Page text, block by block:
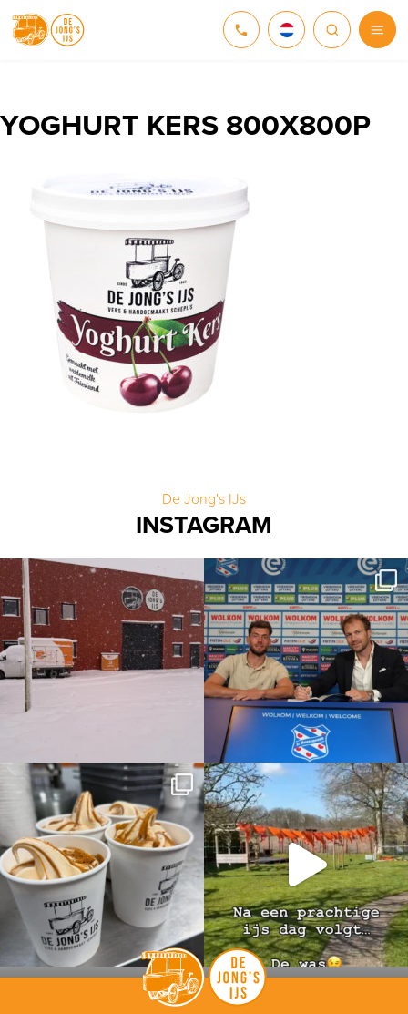
NEDERLANDS
YOGHURT KERS 800X800P
De Jong's IJs
INSTAGRAM